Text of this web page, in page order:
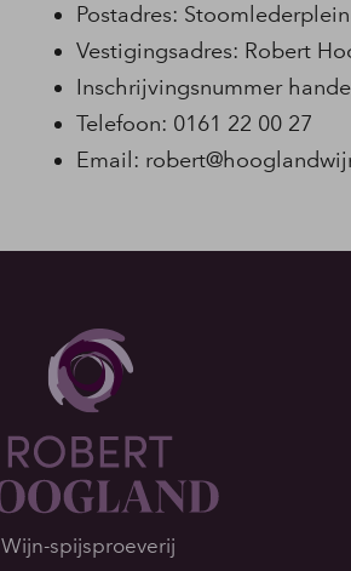
Postadres:
Vestigingsadres: Robert
Inschrijvingsnummer
Telefoon: 0161 22 00 27
Email:
Wijn-spijsproeverij